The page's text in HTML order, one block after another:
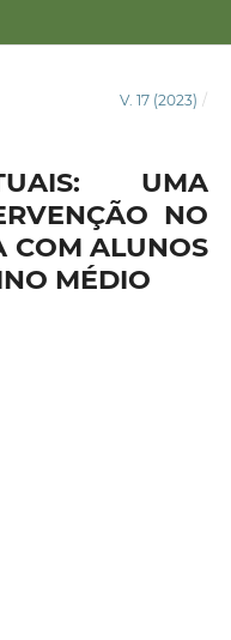
V. 17 (2023) /
UMA
NO
COM ALUNOS
MÉDIO